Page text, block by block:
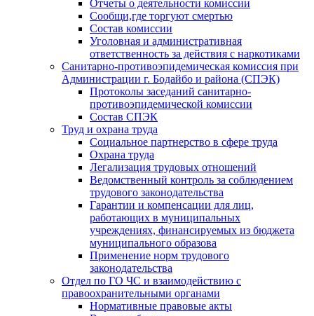
Отчеты о деятельности комиссии
Сообщи,где торгуют смертью
Состав комиссии
Уголовная и административная
ответственность за действия с наркотиками
Санитарно-противоэпидемическая комиссия при
Администрации г. Бодайбо и района (СПЭК)
Протоколы заседаний санитарно-
противоэпидемической комиссии
Состав СПЭК
Труд и охрана труда
Социальное партнерство в сфере труда
Охрана труда
Легализация трудовых отношений
Ведомственный контроль за соблюдением
трудового законодательства
Гарантии и компенсации для лиц,
работающих в муниципальных
учреждениях, финансируемых из бюджета
муниципального образова
Применение норм трудового
законодательства
Отдел по ГО ЧС и взаимодействию с
правоохранительными органами
Нормативные правовые акты